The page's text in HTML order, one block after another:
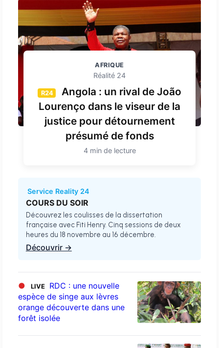
AFRIQUE
Réalité 24
R24
Angola : un rival de João
Lourenço dans le viseur de la
justice pour détournement
présumé de fonds
4 min de lecture
Service Reality 24
COURS DU SOIR
Découvrez les coulisses de la dissertation
française avec Fiti Henry. Cinq sessions de deux
heures du 18 novembre au 16 décembre.
Découvrir →
● LIVE
RDC : une nouvelle
espèce de singe aux lèvres
orange découverte dans une
forêt isolée